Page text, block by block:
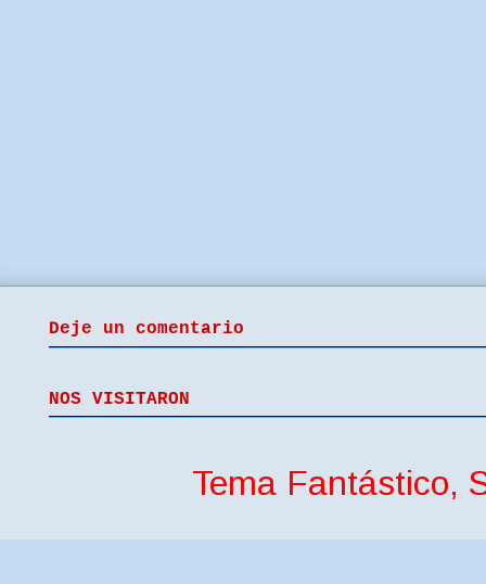
Deje un comentario
NOS VISITARON
Tema Fantástico,